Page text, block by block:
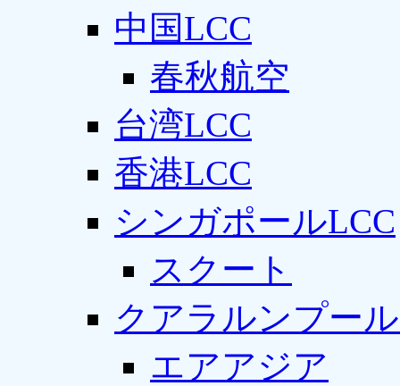
中国LCC
春秋航空
台湾LCC
香港LCC
シンガポールLCC
スクート
クアラルンプー
エアアジア